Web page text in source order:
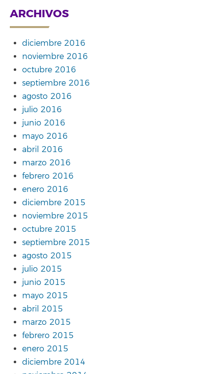
ARCHIVOS
diciembre 2016
noviembre 2016
octubre 2016
septiembre 2016
agosto 2016
julio 2016
junio 2016
mayo 2016
abril 2016
marzo 2016
febrero 2016
enero 2016
diciembre 2015
noviembre 2015
octubre 2015
septiembre 2015
agosto 2015
julio 2015
junio 2015
mayo 2015
abril 2015
marzo 2015
febrero 2015
enero 2015
diciembre 2014